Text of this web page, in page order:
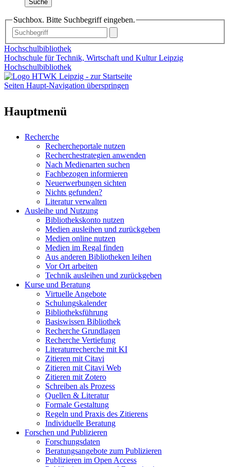
Suche
Suchbox. Bitte Suchbegriff eingeben.
Hochschulbibliothek
Hochschule für Technik, Wirtschaft und Kultur Leipzig
Hochschulbibliothek
Seiten Haupt-Navigation überspringen
Hauptmenü
Recherche
Rechercheportale nutzen
Recherchestrategien anwenden
Nach Medienarten suchen
Fachbezogen informieren
Neuerwerbungen sichten
Nichts gefunden?
Literatur verwalten
Ausleihe und Nutzung
Bibliothekskonto nutzen
Medien ausleihen und zurückgeben
Medien online nutzen
Medien im Regal finden
Aus anderen Bibliotheken leihen
Vor Ort arbeiten
Technik ausleihen und zurückgeben
Kurse und Beratung
Virtuelle Angebote
Schulungskalender
Bibliotheksführung
Basiswissen Bibliothek
Recherche Grundlagen
Recherche Vertiefung
Literaturrecherche mit KI
Zitieren mit Citavi
Zitieren mit Citavi Web
Zitieren mit Zotero
Schreiben als Prozess
Quellen & Literatur
Formale Gestaltung
Regeln und Praxis des Zitierens
Individuelle Beratung
Forschen und Publizieren
Forschungsdaten
Beratungsangebote zum Publizieren
Publizieren im Open Access